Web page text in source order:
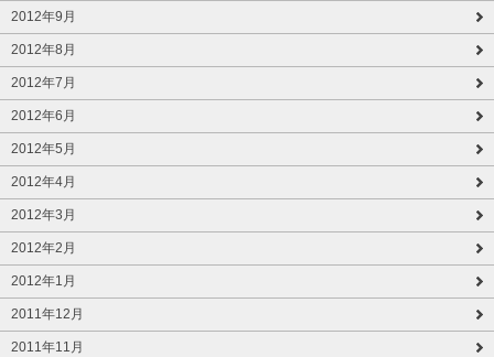
2012年9月
2012年8月
2012年7月
2012年6月
2012年5月
2012年4月
2012年3月
2012年2月
2012年1月
2011年12月
2011年11月